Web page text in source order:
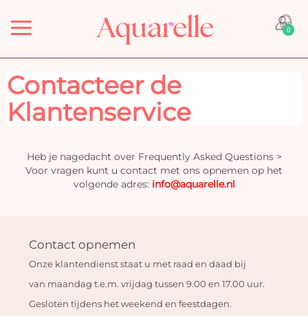
Menu 0
Contacteer de
Klantenservice
Heb je nagedacht over Frequently Asked Questions >
Voor vragen kunt u contact met ons opnemen op het
volgende adres: info@aquarelle.nl
Contact opnemen
Onze klantendienst staat u met raad en daad bij
van maandag t.e.m. vrijdag tussen 9.00 en 17.00 uur.
Gesloten tijdens het weekend en feestdagen.